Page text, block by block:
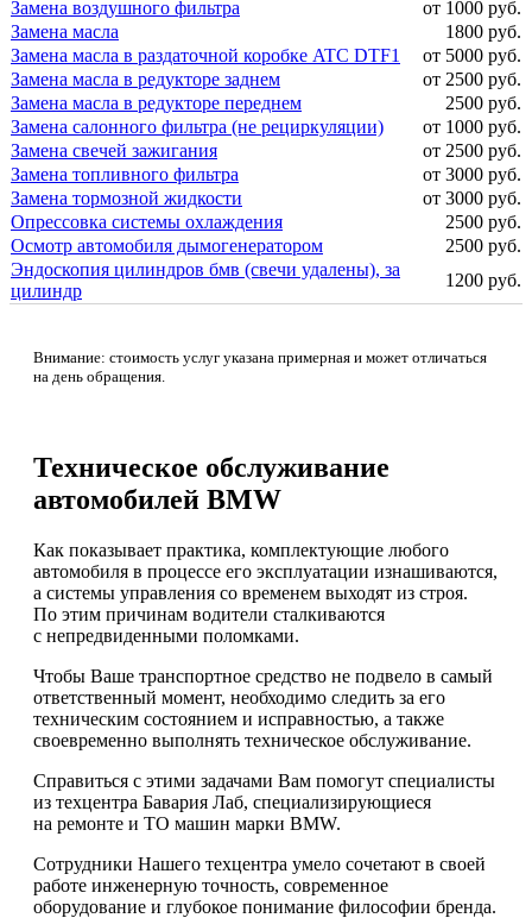
Замена воздушного фильтра
от 1000 руб.
Замена масла
1800 руб.
Замена масла в раздаточной коробке ATC DTF1
от 5000 руб.
Замена масла в редукторе заднем
от 2500 руб.
Замена масла в редукторе переднем
2500 руб.
Замена салонного фильтра (не рециркуляции)
от 1000 руб.
Замена свечей зажигания
от 2500 руб.
Замена топливного фильтра
от 3000 руб.
Замена тормозной жидкости
от 3000 руб.
Опрессовка системы охлаждения
2500 руб.
Осмотр автомобиля дымогенератором
2500 руб.
Эндоскопия цилиндров бмв (свечи удалены), за
цилиндр
1200 руб.
Внимание: стоимость услуг указана примерная и может отличаться
на день обращения.
Техническое обслуживание
автомобилей BMW
Как показывает практика, комплектующие любого
автомобиля в процессе его эксплуатации изнашиваются,
а системы управления со временем выходят из строя.
По этим причинам водители сталкиваются
с непредвиденными поломками.
Чтобы Ваше транспортное средство не подвело в самый
ответственный момент, необходимо следить за его
техническим состоянием и исправностью, а также
своевременно выполнять техническое обслуживание.
Справиться с этими задачами Вам помогут специалисты
из техцентра Бавария Лаб, специализирующиеся
на ремонте и ТО машин марки BMW.
Сотрудники Нашего техцентра умело сочетают в своей
работе инженерную точность, современное
оборудование и глубокое понимание философии бренда.